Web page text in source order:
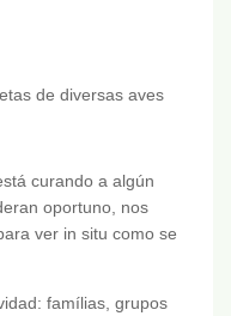
de diversas aves
curando a algún
oportuno, nos
ver in situ como se
famílias, grupos